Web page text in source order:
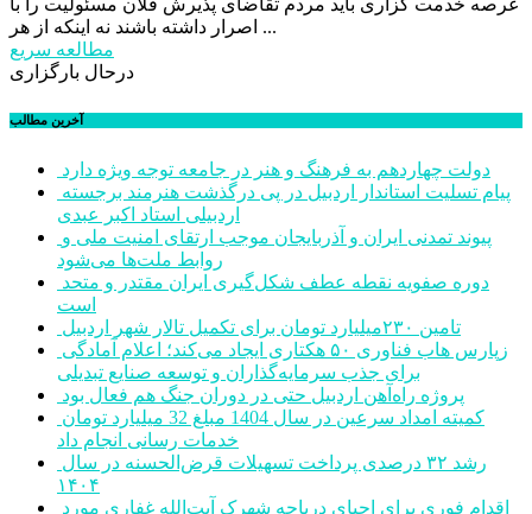
عرصه خدمت گزاری باید مردم تقاضای پذیرش فلان مسئولیت را با
اصرار داشته باشند نه اینکه از هر ...
مطالعه سریع
درحال بارگزاری
آخرین مطالب
دولت چهاردهم به فرهنگ و هنر در جامعه توجه ویژه دارد
اردبیلی استاد اکبر عبدی
روابط ملت‌ها می‌شود
است
تامین ۲۳۰میلیارد تومان برای تکمیل تالار شهر اردبیل
برای جذب سرمایه‌گذاران و توسعه صنایع تبدیلی
پروژه راه‌آهن اردبیل حتی در دوران جنگ هم فعال بود
خدمات رسانی انجام داد
۱۴۰۴